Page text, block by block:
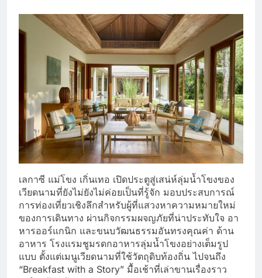
เลกาซี แม่โขง เกิ่นเทอ เปิดประตูสู่เสน่ห์ลุ่มน้ำโขงของ
เวียดนามที่ยังไม่ยังไม่ค่อยเป็นที่รู้จัก มอบประสบการณ์
การท่องเที่ยวเชิงลึกสำหรับผู้ที่แสวงหาความหมายใหม่
ของการเดินทาง ผ่านกิจกรรมผจญภัยที่น่าประทับใจ อา
หารออร์แกนิก และขนบวัฒนธรรมอันทรงคุณค่า ด้าน
อาหาร โรงแรมชูมรดกอาหารลุ่มน้ำโขงอย่างเต็มรูป
แบบ ตั้งแต่เมนูเวียดนามที่ใช้วัตถุดิบท้องถิ่น ไปจนถึง
“Breakfast with a Story” มื้อเช้าที่เล่าขานเรื่องราว